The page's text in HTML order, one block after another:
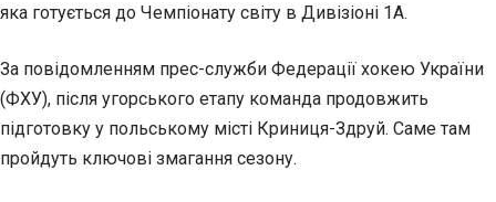
яка готується до Чемпіонату світу в Дивізіоні 1А.
За повідомленням прес-служби Федерації хокею України
(ФХУ), після угорського етапу команда продовжить
підготовку у польському місті Криниця-Здруй. Саме там
пройдуть ключові змагання сезону.